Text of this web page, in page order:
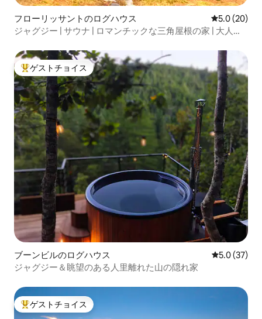
フローリッサントのログハウス レビュー20
5.0 (20)
ジャグジー | サウナ | ロマンチックな三角屋根の家 | 大人限
大好評のゲストチョイスです。
ゲストチョイス
ブーンビルのログハウス レビュー37
5.0 (37)
ジャグジー＆眺望のある人里離れた山の隠れ家
大好評のゲストチョイスです。
ゲストチョイス